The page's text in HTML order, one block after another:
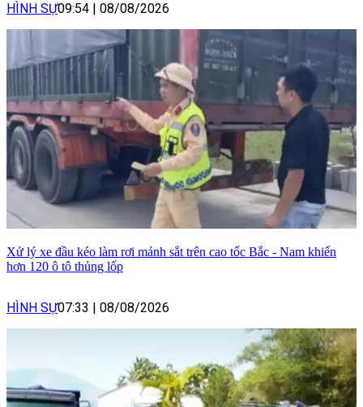
HÌNH SỰ09:54 08/08/2026
Xử lý xe đầu kéo làm rơi mảnh sắt trên cao tốc Bắc - Nam khiến
hơn 120 ô tô thủng lốp
HÌNH SỰ07:33 | 08/08/2026